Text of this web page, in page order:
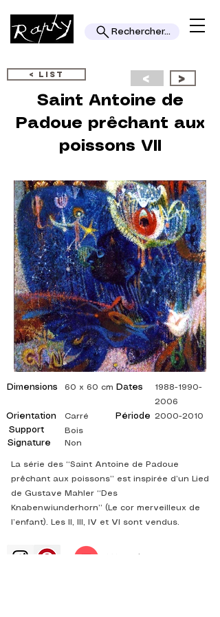
Rechercher...
< LIST < >
Saint Antoine de
Padoue prêchant aux
poissons VII
Dimensions
Orientation
Support
Signature
60 x 60 cm Dates
Période
Carré
Bois
Non
1988-1990-
2006
2000-2010
La série des “Saint Antoine de Padoue
prêchant aux poissons” est inspirée d’un Lied
de Gustave Mahler “Des
Knabenwiunderhorn” (Le cor merveilleux de
l’enfant). Les II, III, IV et VI sont vendus.
©ADAGP 2025 Raphy​